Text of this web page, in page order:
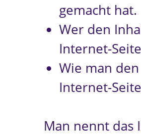
gemacht hat.
Wer den
Internet-
Wie man
Internet-
Man nennt das